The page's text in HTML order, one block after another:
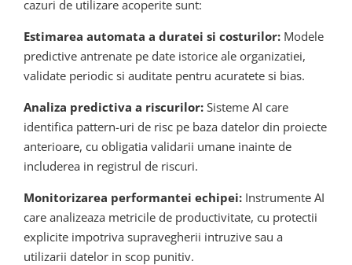
cazuri de utilizare acoperite sunt:
Estimarea automata a duratei si costurilor: Modele
predictive antrenate pe date istorice ale organizatiei,
validate periodic si auditate pentru acuratete si bias.
Analiza predictiva a riscurilor: Sisteme AI care
identifica pattern-uri de risc pe baza datelor din proiecte
anterioare, cu obligatia validarii umane inainte de
includerea in registrul de riscuri.
Monitorizarea performantei echipei: Instrumente AI
care analizeaza metricile de productivitate, cu protectii
explicite impotriva supravegherii intruzive sau a
utilizarii datelor in scop punitiv.